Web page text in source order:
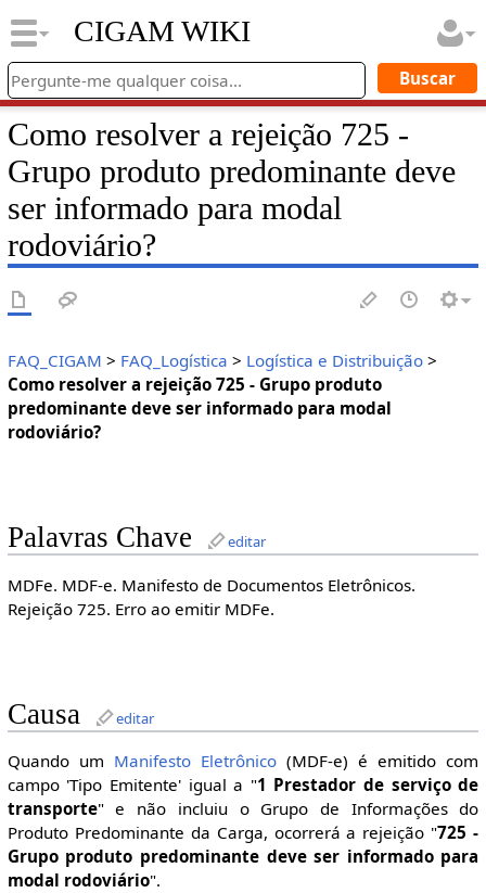
CIGAM WIKI
Como resolver a rejeição 725 -
Grupo produto predominante deve
ser informado para modal
rodoviário?
FAQ_CIGAM > FAQ_Logística > Logística e Distribuição>
Como resolver a rejeição 725 - Grupo produto
predominante deve ser informado para modal
rodoviário?
Palavras Chave editar
MDFe. MDF-e. Manifesto de Documentos Eletrônicos.
Rejeição 725. Erro ao emitir MDFe.
Causa editar
Quando um Manifesto Eletrônico (MDF-e) é emitido com
campo 'Tipo Emitente' igual a "1 Prestador de serviço de
transporte" e não incluiu o Grupo de Informações do
Produto Predominante da Carga, ocorrerá a rejeição "725 -
Grupo produto predominante deve ser informado para
modal rodoviário".